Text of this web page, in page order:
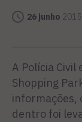
26 junho
A Polícia
Shopping
informações,
dentro foi